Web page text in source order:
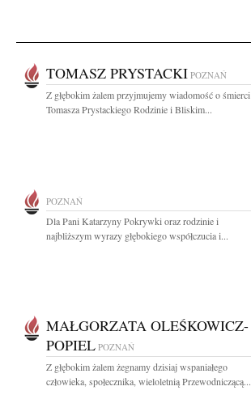
TOMASZ PRYSTACKI POZNAŃ
Z głębokim żalem przyjmujemy wiadomość o śmierci
Tomasza Prystackiego Rodzinie i Bliskim...
POZNAŃ
Dla Pani Katarzyny Pokrywki oraz rodzinie i
najbliższym wyrazy głębokiego współczucia i...
MAŁGORZATA OLEŚKOWICZ-
POPIEL POZNAŃ
Z głębokim żalem żegnamy dzisiaj wspaniałego
człowieka, społecznika, wieloletnią Przewodniczącą...